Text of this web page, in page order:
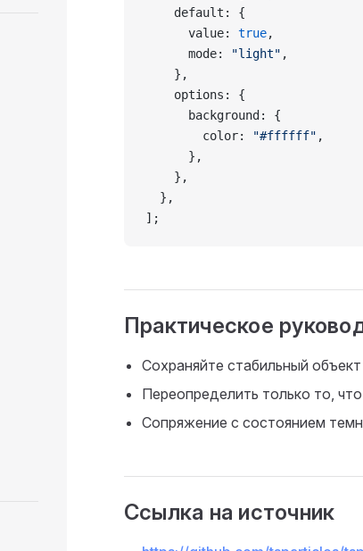
    default: {
      value:
true,
      mode:
"light" ,
    },
    options: {
      background: {
        color:
"#ffffff" ,
      },
    },
  },
];
Практическое
Сохраняйте стабильный
Переопределить только то,
Сопряжение с состоянием
Ссылка на источник